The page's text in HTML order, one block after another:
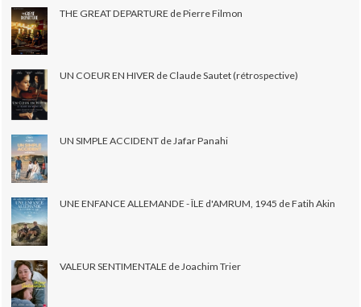
THE GREAT DEPARTURE de Pierre Filmon
UN COEUR EN HIVER de Claude Sautet (rétrospective)
UN SIMPLE ACCIDENT de Jafar Panahi
UNE ENFANCE ALLEMANDE - ÎLE d'AMRUM, 1945 de Fatih Akin
VALEUR SENTIMENTALE de Joachim Trier